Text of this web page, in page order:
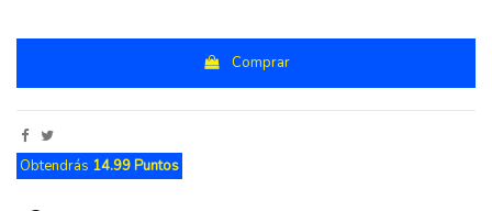
Comprar
Obtendrás 14.99 Puntos